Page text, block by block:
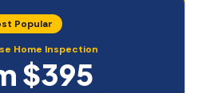
Popular
Home Inspection
$395